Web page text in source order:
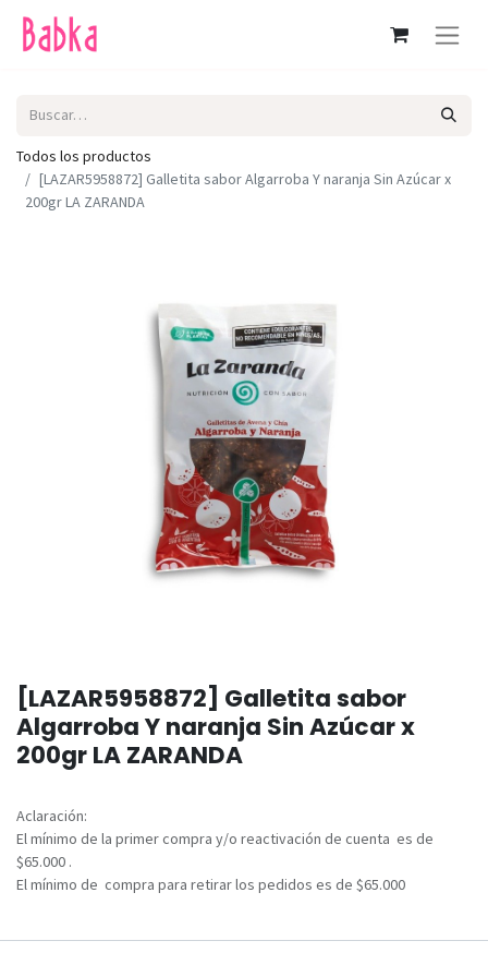
Todos los productos
[LAZAR5958872] Galletita sabor Algarroba Y naranja Sin Azúcar x
200gr LA ZARANDA
[LAZAR5958872] Galletita sabor
Algarroba Y naranja Sin Azúcar x
200gr LA ZARANDA
Aclaración:
El mínimo de la primer compra y/o reactivación de cuenta es de
$65.000 .
El mínimo de compra para retirar los pedidos es de $65.000